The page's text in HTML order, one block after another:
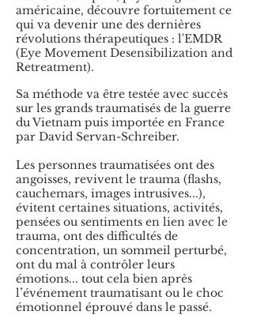
américaine, découvre fortuitement ce
qui va devenir une des dernières
révolutions thérapeutiques : l'EMDR
(Eye Movement Desensibilization and
Retreatment).
Sa méthode va être testée avec succès
sur les grands traumatisés de la guerre
du Vietnam puis importée en France
par David Servan-Schreiber.
Les personnes traumatisées ont des
angoisses, revivent le trauma (flashs,
cauchemars, images intrusives...),
évitent certaines situations, activités,
pensées ou sentiments en lien avec le
trauma, ont des difficultés de
concentration, un sommeil perturbé,
ont du mal à contrôler leurs
émotions... tout cela bien après
l’événement traumatisant ou le choc
émotionnel éprouvé dans le passé.